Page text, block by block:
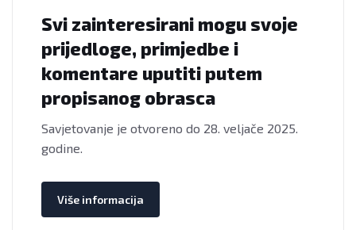
Svi zainteresirani mogu svoje
prijedloge, primjedbe i
komentare uputiti putem
propisanog obrasca
Savjetovanje je otvoreno do 28. veljače 2025.
godine.
Više informacija